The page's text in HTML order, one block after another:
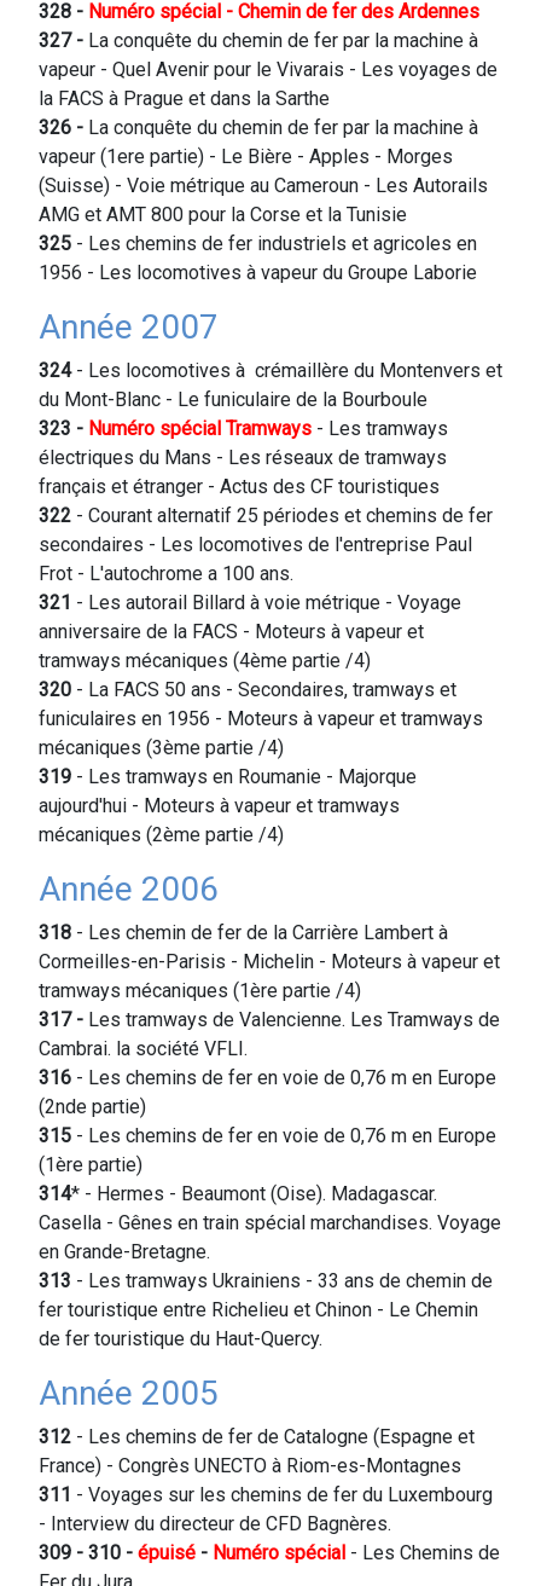
328 - Numéro spécial - Chemin de fer des Ardennes
327- La conquête du chemin de fer par la machine à
vapeur - Quel Avenir pour le Vivarais - Les voyages de
la FACS à Prague et dans la Sarthe
326 - La conquête du chemin de fer par la machine à
vapeur (1ere partie) - Le Bière - Apples - Morges
(Suisse) - Voie métrique au Cameroun - Les Autorails
AMG et AMT 800 pour la Corse et la Tunisie
325 - Les chemins de fer industriels et agricoles en
1956 - Les locomotives à vapeur du Groupe Laborie
Année 2007
324- Les locomotives à crémaillère du Montenvers et
du Mont-Blanc - Le funiculaire de la Bourboule
323 - Numéro spécial Tramways - Les tramways
électriques du Mans - Les réseaux de tramways
français et étranger - Actus des CF touristiques
322 - Courant alternatif 25 périodes et chemins de fer
secondaires - Les locomotives de l'entreprise Paul
Frot - L'autochrome a 100 ans.
321 - Les autorail Billard à voie métrique - Voyage
anniversaire de la FACS - Moteurs à vapeur et
tramways mécaniques (4ème partie /4)
320 - La FACS 50 ans - Secondaires, tramways et
funiculaires en 1956 - Moteurs à vapeur et tramways
mécaniques (3ème partie /4)
319 - Les tramways en Roumanie - Majorque
aujourd'hui - Moteurs à vapeur et tramways
mécaniques (2ème partie /4)
Année 2006
318 - Les chemin de fer de la Carrière Lambert à
Cormeilles-en-Parisis - Michelin - Moteurs à vapeur et
tramways mécaniques (1ère partie /4)
317 - Les tramways de Valencienne. Les Tramways de
Cambrai. la société VFLI.
316 - Les chemins de fer en voie de 0,76 m en Europe
(2nde partie)
315 - Les chemins de fer en voie de 0,76 m en Europe
(1ère partie)
314* - Hermes - Beaumont (Oise). Madagascar.
Casella - Gênes en train spécial marchandises. Voyage
en Grande-Bretagne.
313 - Les tramways Ukrainiens - 33 ans de chemin de
fer touristique entre Richelieu et Chinon - Le Chemin
de fer touristique du Haut-Quercy.
Année 2005
312 - Les chemins de fer de Catalogne (Espagne et
France) - Congrès UNECTO à Riom-es-Montagnes
311 - Voyages sur les chemins de fer du Luxembourg
- Interview du directeur de CFD Bagnères.
309 - 310 - épuisé - Numéro spécial - Les Chemins de
Fer du Jura.